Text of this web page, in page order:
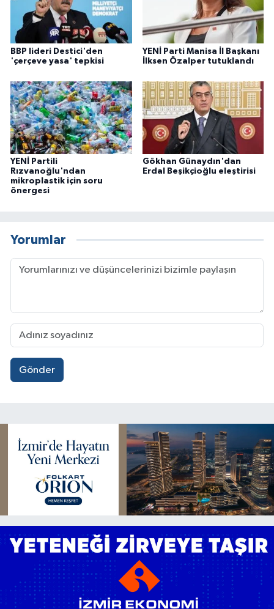
BBP lideri Destici'den
'çerçeve yasa' tepkisi
YENİ Parti Manisa İl Başkanı
İlksen Özalper tutuklandı
YENİ Partili
Rızvanoğlu'ndan
mikroplastik için soru
önergesi
Gökhan Günaydın'dan
Erdal Beşikçioğlu eleştirisi
Yorumlar
Gönder